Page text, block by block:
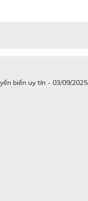
biển uy tín - 03/09/2025